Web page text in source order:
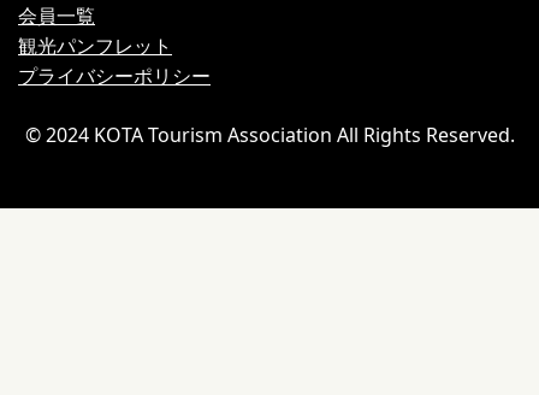
会員一覧
観光パンフレット
プライバシーポリシー
© 2024 KOTA Tourism Association All Rights Reserved.